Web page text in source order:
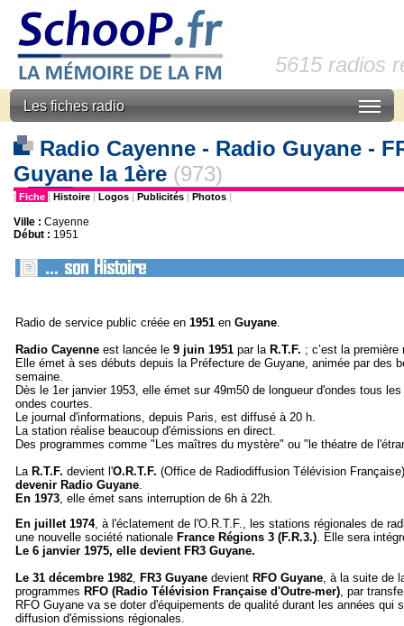
5615 radios
Les fiches radio
Radio Cayenne - Radio Guyane -
Guyane la 1ère (973)
| Fiche | Histoire | Logos | Publicités | Photos |
Ville : Cayenne
Début : 1951
Radio de service public créée en 1951 en Guyane.
Radio Cayenne est lancée le 9 juin 1951 par laR.T.F. ; c’est la
Elle émet à ses débuts depuis la Préfecture de Guyane, animée par des
semaine.
Dès le 1er janvier 1953, elle émet sur 49m50 de longueur d'ondes tous
ondes courtes.
Le journal d'informations, depuis Paris, est diffusé à 20 h.
La station réalise beaucoup d'émissions en direct.
Des programmes comme "Les maîtres du mystère" ou "le théatre de
LaR.T.F. devient l'O.R.T.F. (Office de Radiodiffusion Télévision
devenir Radio Guyane.
En 1973, elle émet sans interruption de 6h à 22h.
En juillet 1974, à l'éclatement de l'O.R.T.F., les stations régionales de
une nouvelle société nationale France Régions 3 (F.R.3.). Elle sera
Le 6 janvier 1975, elle devient FR3 Guyane.
Le 31 décembre 1982, FR3 Guyane devient RFO Guyane, à la suite de
programmes RFO (Radio Télévision Française d'Outre-mer), par
RFO Guyane va se doter d'équipements de qualité durant les années qui
diffusion d'émissions régionales.